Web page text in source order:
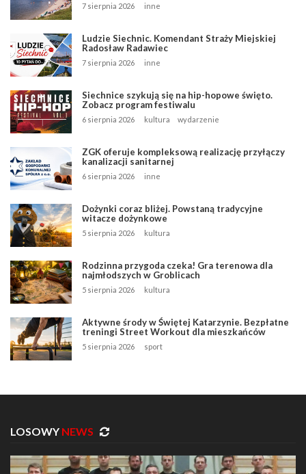
7 sierpnia 2026 inne
Ludzie Siechnic. Komendant Straży Miejskiej
Radosław Radawiec
7 sierpnia 2026 inne
Siechnice szykują się na hip-hopowe święto.
Zobacz program festiwalu
6 sierpnia 2026 kultura wydarzenie
ZGK oferuje kompleksową realizację przyłączy
kanalizacji sanitarnej
6 sierpnia 2026 inne
Dożynki coraz bliżej. Powstaną tradycyjne
witacze dożynkowe
5 sierpnia 2026 kultura
Rodzinna przygoda czeka! Gra terenowa dla
najmłodszych w Groblicach
5 sierpnia 2026 kultura
Aktywne środy w Świętej Katarzynie. Bezpłatne
treningi Street Workout dla mieszkańców
5 sierpnia 2026 sport
LOSOWY NEWS